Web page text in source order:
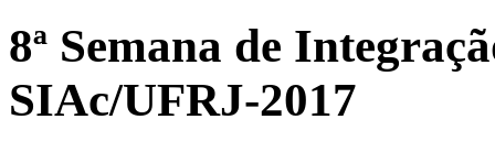
8ª Semana de
SIAc/UFRJ-2017